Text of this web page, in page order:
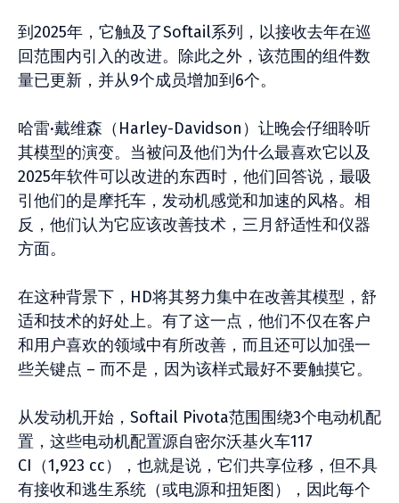
到2025年，它触及了Softail系列，以接收去年在巡
回范围内引入的改进。除此之外，该范围的组件数
量已更新，并从9个成员增加到6个。
哈雷·戴维森（Harley-Davidson）让晚会仔细聆听
其模型的演变。当被问及他们为什么最喜欢它以及
2025年软件可以改进的东西时，他们回答说，最吸
引他们的是摩托车，发动机感觉和加速的风格。相
反，他们认为它应该改善技术，三月舒适性和仪器
方面。
在这种背景下，HD将其努力集中在改善其模型，舒
适和技术的好处上。有了这一点，他们不仅在客户
和用户喜欢的领域中有所改善，而且还可以加强一
些关键点 – 而不是，因为该样式最好不要触摸它。
从发动机开始，Softail Pivota范围围绕3个电动机配
置，这些电动机配置源自密尔沃基火车117
CI（1,923 cc），也就是说，它们共享位移，但不具
有接收和逃生系统（或电源和扭矩图），因此每个